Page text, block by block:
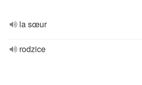
la sœur
rodzice